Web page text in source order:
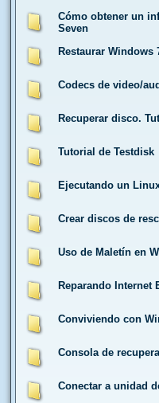
Cómo obtener un
Seven
Restaurar
Codecs de video/
Recuperar disco.
Tutorial de Testdisk
Ejecutando un
Crear discos de
Uso de Maletín en
Reparando Internet
Conviviendo con
Consola de
Conectar a unidad